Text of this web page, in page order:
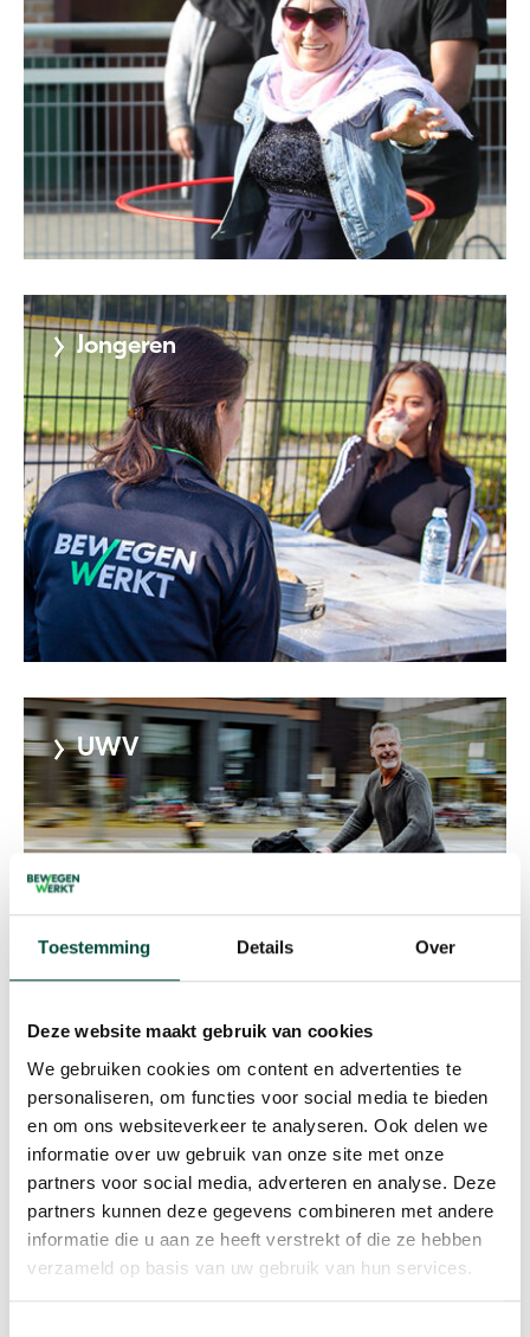
Toestemming Details Over
Deze website maakt gebruik van cookies
We gebruiken cookies om content en advertenties te
personaliseren, om functies voor social media te bieden
en om ons websiteverkeer te analyseren. Ook delen we
informatie over uw gebruik van onze site met onze
partners voor social media, adverteren en analyse. Deze
partners kunnen deze gegevens combineren met andere
informatie die u aan ze heeft verstrekt of die ze hebben
verzameld op basis van uw gebruik van hun services.
Meer
informatie
Meer
informatie
Jongeren
UWV
Bekijk alle doelgroepen
Bekijk voor welke doelgroepen wij nog meer
actief zijn.